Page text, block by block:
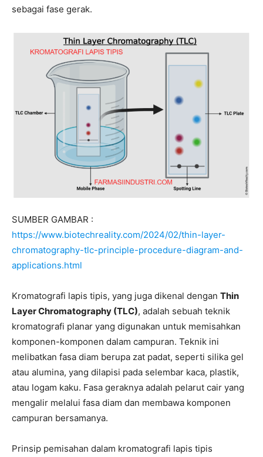
sebagai fase gerak.
SUMBER GAMBAR :
https://www.biotechreality.com/2024/02/thin-layer-
chromatography-tlc-principle-procedure-diagram-and-
applications.html
Kromatografi lapis tipis, yang juga dikenal dengan Thin
Layer Chromatography (TLC), adalah sebuah teknik
kromatografi planar yang digunakan untuk memisahkan
komponen-komponen dalam campuran. Teknik ini
melibatkan fasa diam berupa zat padat, seperti silika gel
atau alumina, yang dilapisi pada selembar kaca, plastik,
atau logam kaku. Fasa geraknya adalah pelarut cair yang
mengalir melalui fasa diam dan membawa komponen
campuran bersamanya.
Prinsip pemisahan dalam kromatografi lapis tipis